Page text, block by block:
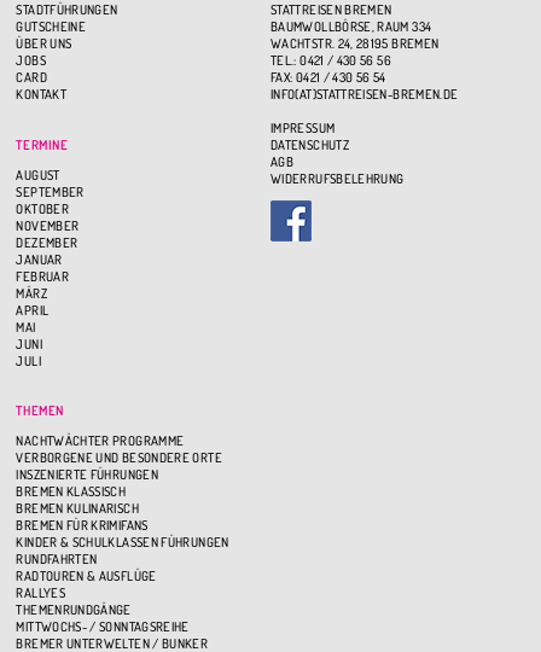
STADTFÜHRUNGEN
GUTSCHEINE
ÜBER UNS
JOBS
CARD
KONTAKT
TERMINE
AUGUST
SEPTEMBER
OKTOBER
NOVEMBER
DEZEMBER
JANUAR
FEBRUAR
MÄRZ
APRIL
MAI
JUNI
JULI
THEMEN
NACHTWÄCHTER PROGRAMME
VERBORGENE UND BESONDERE ORTE
INSZENIERTE FÜHRUNGEN
BREMEN KLASSISCH
BREMEN KULINARISCH
BREMEN FÜR KRIMIFANS
KINDER & SCHULKLASSEN FÜHRUNGEN
RUNDFAHRTEN
RADTOUREN & AUSFLÜGE
RALLYES
THEMENRUNDGÄNGE
MITTWOCHS- / SONNTAGSREIHE
BREMER UNTERWELTEN / BUNKER
STATTREISEN BREMEN
BAUMWOLLBÖRSE, RAUM 334
WACHTSTR. 24, 28195 BREMEN
TEL.: 0421 / 430 56 56
FAX: 0421 / 430 56 54
INFO(AT)STATTREISEN-BREMEN.DE
IMPRESSUM
DATENSCHUTZ
AGB
WIDERRUFSBELEHRUNG